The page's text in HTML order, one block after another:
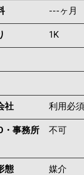
---ヶ月
1K
社 利用必須
・事務所 不可
態 媒介